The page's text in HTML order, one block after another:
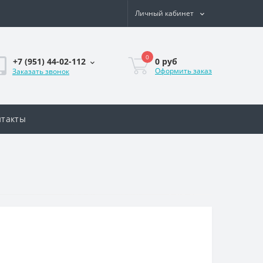
Личный кабинет
+7 (951) 44-02-112
Заказать звонок
0 0 руб
Оформить заказ